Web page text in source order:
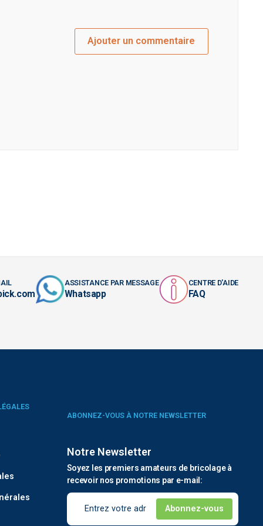
Ajouter un commentaire
ASSISTANCE PAR MESSAGE
Whatsapp
CENTRE D'AIDE
FAQ
ABONNEZ-VOUS À NOTRE NEWSLETTER
Notre Newsletter
Soyez les premiers amateurs de bricolage à
recevoir nos promotions par e-mail: